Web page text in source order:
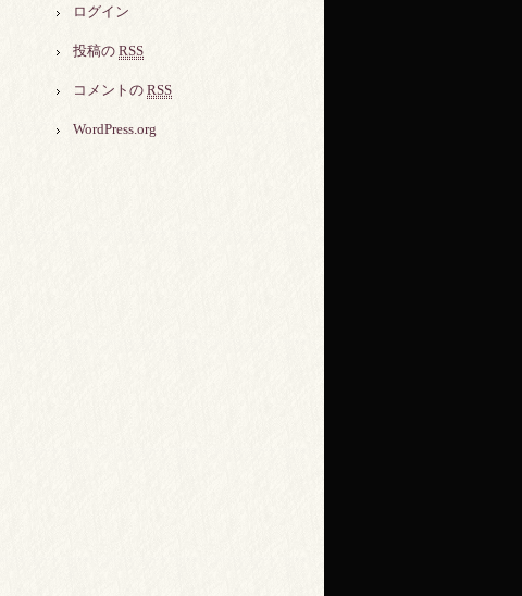
ログイン
投稿の RSS
コメントの RSS
WordPress.org